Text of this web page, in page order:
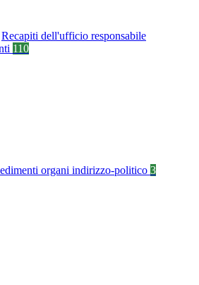
Recapiti dell'ufficio responsabile
110
organi indirizzo-politico 3